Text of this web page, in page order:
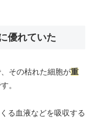
優れていた
その枯れた細胞が重
。
る血液などを吸収する